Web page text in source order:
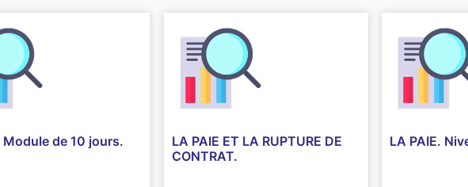
Module de 10 jours.
LA PAIE ET LA RUPTURE DE
CONTRAT.
LA PAIE.